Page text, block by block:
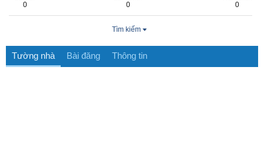
0 0 0
Tìm kiếm
Tường nhà Bài đăng Thông tin